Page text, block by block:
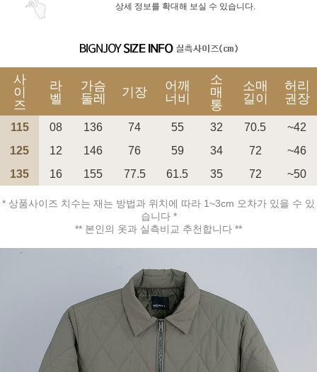
상세 정보를 확대해 보실 수 있습니다.
사
이
즈
라
벨
가슴
둘레
기장
어깨
너비
소
매
통
소매
길이
허리
권장
115 08 136 74 55 32 70.5
~42
125
12 146 76 59 34 72
~46
135
16 155 77.5 61.5 35 72 ~50
* 상품사이즈 치수는 재는 방법과 위치에 따라 1~3cm 오차가 있을 수 있
습니다 *
** 본인의 옷과 실측비교 추천합니다 **